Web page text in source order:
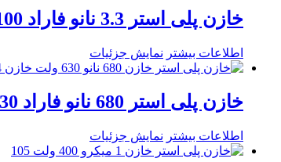
خازن پلی استر 3.3 نانو فاراد 100 ولت ( 3.3n / 100v )
اطلاعات بیشتر نمایش جزئیات
خازن پلی استر 680 نانو فاراد 630 ولت ( 680nf / 630v )
اطلاعات بیشتر نمایش جزئیات